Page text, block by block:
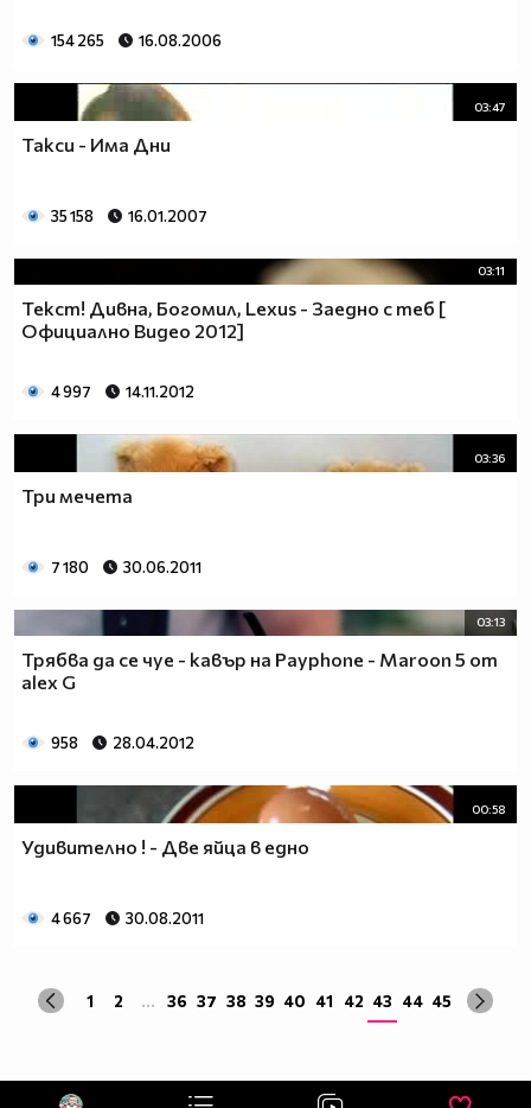
154 265 16.08.2006
03:47
Такси - Има Дни
35 158 16.01.2007
03:11
Текст! Дивна, Богомил, Lexus - Заедно с теб [
Официално Видео 2012]
4 997 14.11.2012
03:36
Три мечета
7 180 30.06.2011
03:13
Трябва да се чуе - кавър на Payphone - Maroon 5 от
alex G
958 28.04.2012
00:58
Удивително ! - Две яйца в едно
4 667 30.08.2011
1 2 ... 36 37 38 39 40 41 42 43 44 45